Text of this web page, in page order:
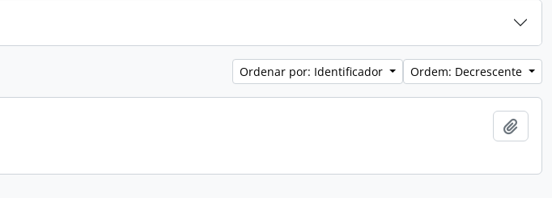
Ordenar por: Identificador Ordem: Decrescente